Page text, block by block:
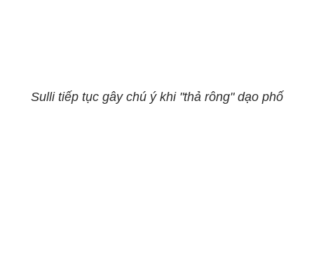
Sulli tiếp tục gây chú ý khi "thả rông" dạo phố